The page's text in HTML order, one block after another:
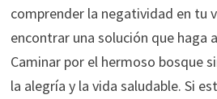
comprender la negatividad en tu
encontrar una solución que haga
Caminar por el hermoso bosque
la alegría y la vida saludable. Si